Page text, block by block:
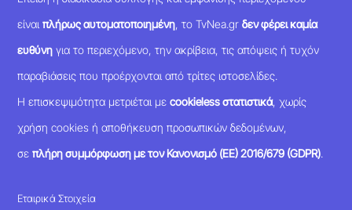
είναιπλήρως αυτοματοποιημένη , το TvNea.grδεν φέρει καμία
ευθύνη για το περιεχόμενο, την ακρίβεια, τις απόψεις ή τυχόν
παραβιάσεις που προέρχονται από τρίτες ιστοσελίδες.
Η επισκεψιμότητα μετριέται μεcookieless στατιστικά, χωρίς
χρήση cookies ή αποθήκευση προσωπικών δεδομένων,
σεπλήρη συμμόρφωση με τον Κανονισμό (ΕΕ) 2016/679 (GDPR).
Εταιρικά Στοιχεία